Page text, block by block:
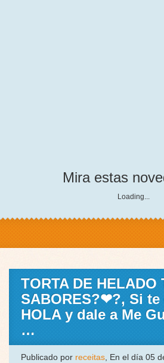
Mira estas
Loading...
TORTA DE HELADO
SABORES?❤?, Si
HOLA y dale a Me
…
Publicado por receitas, En el día 05